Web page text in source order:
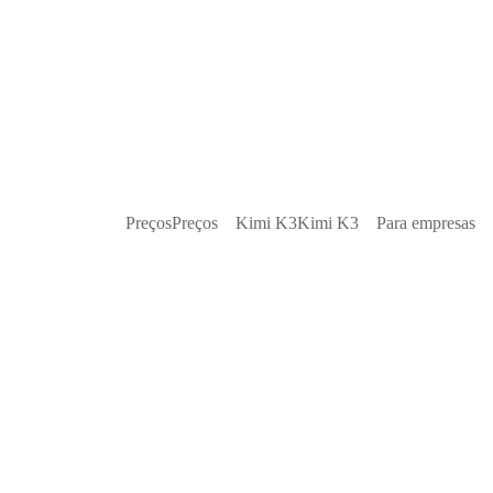
PreçosPreços Kimi K3Kimi K3 Para empresas